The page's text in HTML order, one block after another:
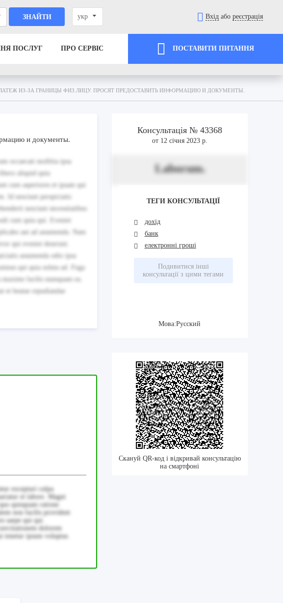
ЗНАЙТИ укр Вхід або реєстрація
ПОСЛУГ ПРО СЕРВІС ПОСТАВИТИ ПИТАННЯ
ИЗ-ЗА ГРАНИЦЫ ФИЗ.ЛИЦУ. ПРОСЯТ ПРЕДОСТАВИТЬ ИНФОРМАЦИЮ И ДОКУМЕНТЫ.
и документы.
occaecati mollitia ipsa
aliquid quia
cum asperiores et ipsam qui
Id nesciunt perspiciatis
nesciunt necessitatibus
cum quia qui. Eveniet
aut ad assumenda. Nam
qui eveniet deserunt.
assumenda odio ipsa
qui quia soluta ad. Fuga
facilis numquam ea.
beatae repudiandae
excepturi culpa
et labore. Magni
quisquam ratione
non facilis provident
saepe qui qui.
dolorem
tenetur ipsum voluptas.
Консультація № 43368
от 12 січня 2023 р.
Laborum.
ТЕГИ КОНСУЛЬТАЦІЇ
дохід
банк
електронні гроші
Подивитися інші
консультації з цими тегами
Мова:Русский
Скануй QR-код і відкривай консультацію
на смартфоні